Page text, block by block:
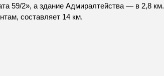
59/2», а здание Адмиралтейства — в 2,8 км.
составляет 14 км.